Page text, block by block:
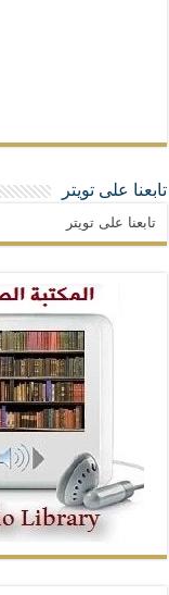
تابعنا على تويتر
تابعنا على تويتر